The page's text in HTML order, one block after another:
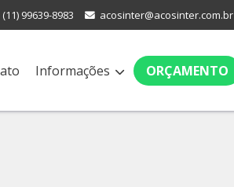
(11) 99639-8983 acosinter@acosinter.com.br
Informações ORÇAMENTO